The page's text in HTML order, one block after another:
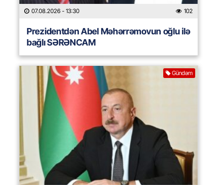
07.08.2026 - 13:30 102
Prezidentdən Abel Məhərrəmovun oğlu ilə
bağlı SƏRƏNCAM
Gündəm